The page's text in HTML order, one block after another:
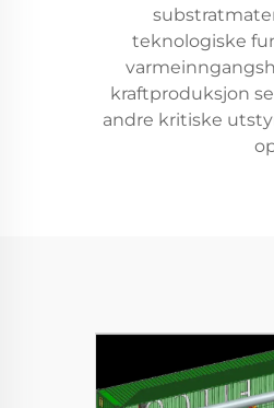
teknologiske
kraftproduksjon
andre kritiske